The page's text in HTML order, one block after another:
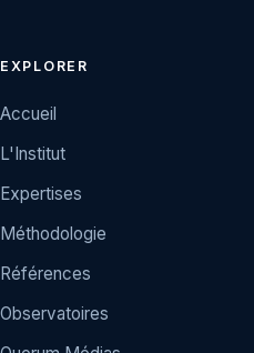
EXPLORER
Accueil
L'Institut
Expertises
Méthodologie
Références
Observatoires